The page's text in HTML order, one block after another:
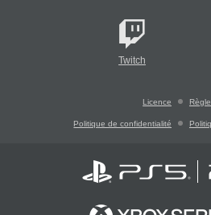
Twitch
Licence
Politique de confidentialité